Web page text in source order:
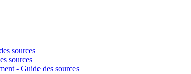
sources
sources
- Guide des sources